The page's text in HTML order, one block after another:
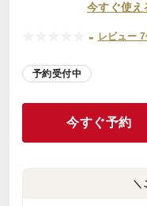
今すぐ使え
- レビュー
予約受付中
今すぐ予約
＼